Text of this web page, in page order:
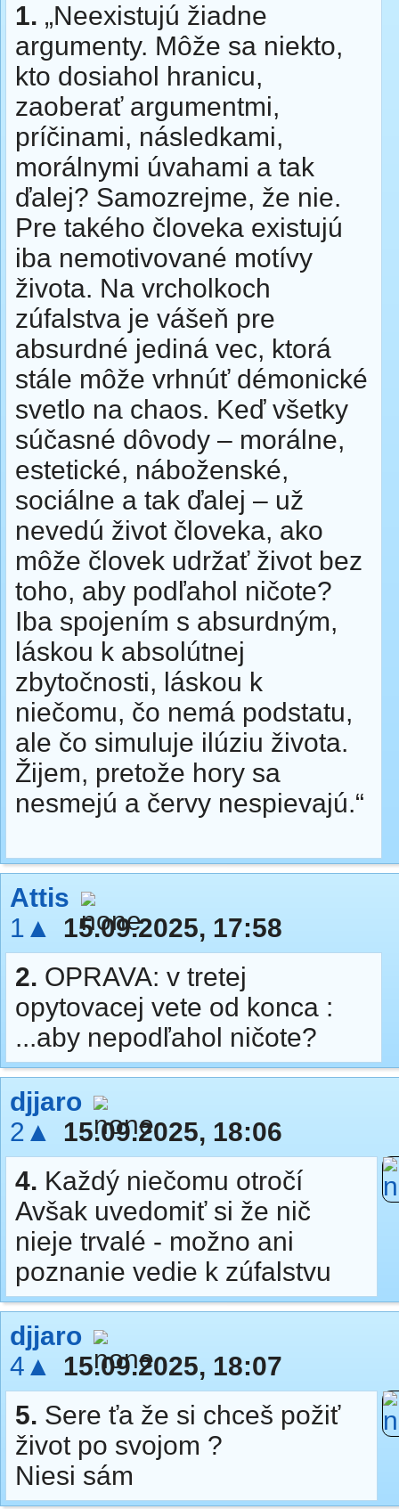
1. „Neexistujú žiadne
argumenty. Môže sa niekto,
kto dosiahol hranicu,
zaoberať argumentmi,
príčinami, následkami,
morálnymi úvahami a tak
ďalej? Samozrejme, že nie.
Pre takého človeka existujú
iba nemotivované motívy
života. Na vrcholkoch
zúfalstva je vášeň pre
absurdné jediná vec, ktorá
stále môže vrhnúť démonické
svetlo na chaos. Keď všetky
súčasné dôvody – morálne,
estetické, náboženské,
sociálne a tak ďalej – už
nevedú život človeka, ako
môže človek udržať život bez
toho, aby podľahol ničote?
Iba spojením s absurdným,
láskou k absolútnej
zbytočnosti, láskou k
niečomu, čo nemá podstatu,
ale čo simuluje ilúziu života.
Žijem, pretože hory sa
nesmejú a červy nespievajú.“
Attis
1▲
15.09.2025, 17:58
2. OPRAVA: v tretej
opytovacej vete od konca :
...aby nepodľahol ničote?
djjaro
2▲
15.09.2025, 18:06
4. Každý niečomu otročí
Avšak uvedomiť si že nič
nieje trvalé - možno ani
poznanie vedie k zúfalstvu
djjaro
4▲
15.09.2025, 18:07
5. Sere ťa že si chceš požiť
život po svojom ?
Niesi sám